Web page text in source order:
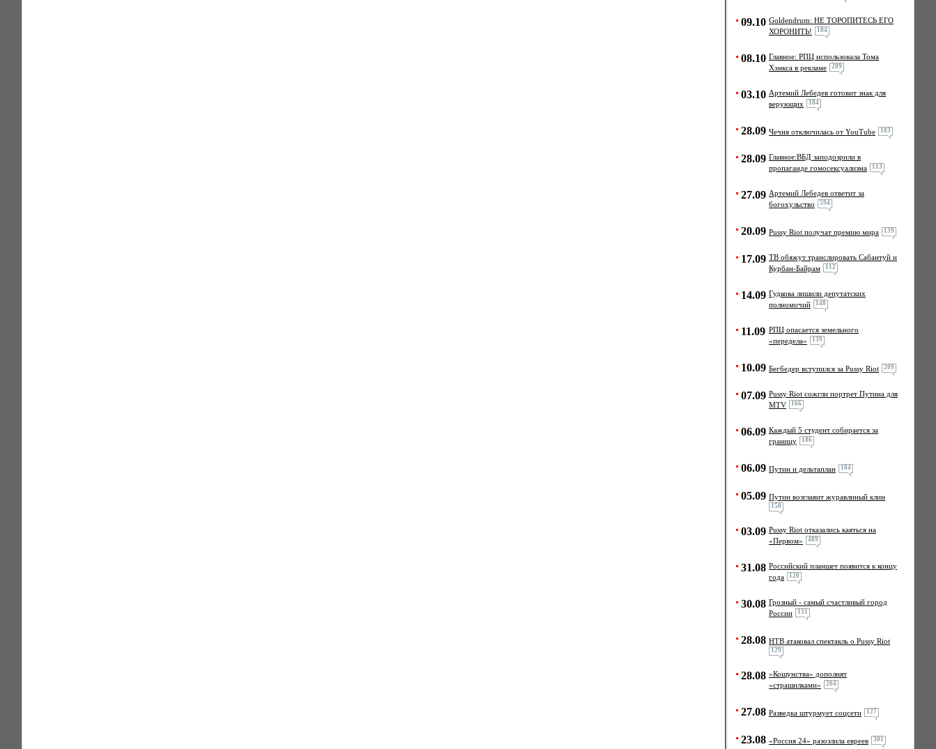
09.10 Goldendrum: НЕ ТОРОПИТЕСЬ ЕГО
ХОРОНИТЬ!
104
08.10 Главное: РПЦ использовала Тома
Хэнкса в рекламе
209
03.10 Артемий Лебедев готовит знак для
верующих
184
28.09 Чечня отключилась от YouTube 103
28.09 Главное:ВБД заподозрили в
пропаганде гомосексуализма
113
27.09 Артемий Лебедев ответит за
богохульство
594
20.09 Pussy Riot получат премию мира 139
17.09 ТВ обяжут транслировать Сабантуй и
Курбан-Байрам
112
14.09 Гудкова лишили депутатских
полномочий
148
11.09 РПЦ опасается земельного
«передела»
139
10.09 Бегбедер вступился за Pussy Riot 209
07.09 Pussy Riot сожгли портрет Путина для
MTV
166
06.09 Каждый 5 студент собирается за
границу
186
06.09 Путин и дельтаплан 184
05.09 Путин возглавит журавлиный клин
150
03.09 Pussy Riot отказались каяться на
«Первом»
489
31.08 Российский планшет появится к концу
года
120
30.08 Грозный - самый счастливый город
России
131
28.08 НТВ атаковал спектакль о Pussy Riot
129
28.08 «Кощунства» дополнят
«страшилками»
204
27.08 Разведка штурмует соцсети 127
23.08 «Россия 24» разозлила евреев 301